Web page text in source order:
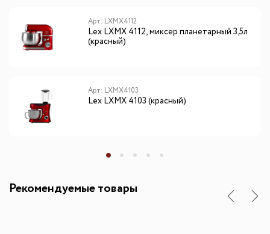
Арт: LXMX4112
Lex LXMX 4112, миксер планетарный 3,5л
(красный)
Арт: LXMX4103
Lex LXMX 4103 (красный)
Рекомендуемые товары